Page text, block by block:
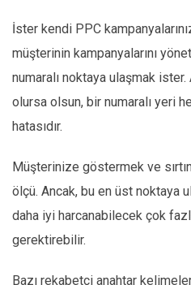
İster kendi PPC
müşterinin kampanyalarını
numaralı noktaya ulaşmak
olursa olsun, bir numaralı yeri
hatasıdır.
Müşterinize göstermek ve
ölçü. Ancak, bu en üst noktaya
daha iyi harcanabilecek çok
gerektirebilir.
Bazı rekabetçi anahtar